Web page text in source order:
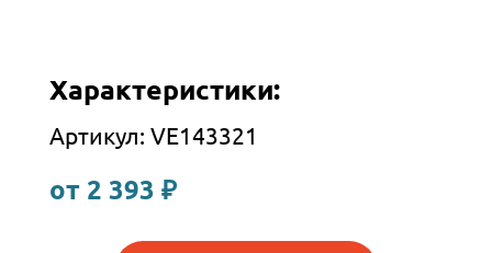
Характеристики:
Артикул: VE143321
от 2 393 ₽